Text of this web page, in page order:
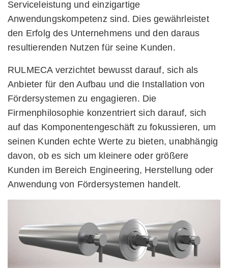
Serviceleistung und einzigartige
Anwendungskompetenz sind. Dies gewährleistet
den Erfolg des Unternehmens und den daraus
resultierenden Nutzen für seine Kunden.
RULMECA verzichtet bewusst darauf, sich als
Anbieter für den Aufbau und die Installation von
Fördersystemen zu engagieren. Die
Firmenphilosophie konzentriert sich darauf, sich
auf das Komponentengeschäft zu fokussieren, um
seinen Kunden echte Werte zu bieten, unabhängig
davon, ob es sich um kleinere oder größere
Kunden im Bereich Engineering, Herstellung oder
Anwendung von Fördersystemen handelt.